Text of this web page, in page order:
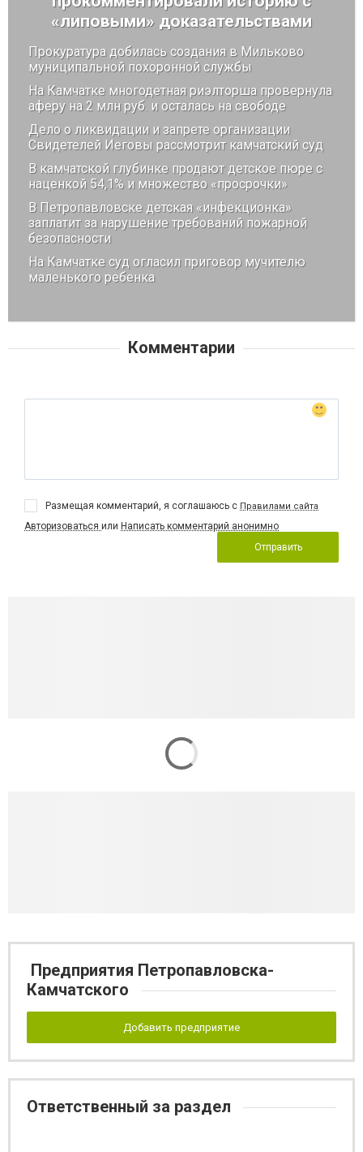
«липовыми» доказательствами
Прокуратура добилась создания в Мильково
муниципальной похоронной службы
На Камчатке многодетная риэлторша провернула
аферу на 2 млн руб. и осталась на свободе
Дело о ликвидации и запрете организации
Свидетелей Иеговы рассмотрит камчатский суд
В камчатской глубинке продают детское пюре с
наценкой 54,1% и множество «просрочки»
В Петропавловске детская «инфекционка»
заплатит за нарушение требований пожарной
безопасности
На Камчатке суд огласил приговор мучителю
маленького ребенка
Комментарии
Размещая комментарий, я соглашаюсь с Правилами сайта
Авторизоваться или Написать комментарий анонимно
Отправить
Предприятия Петропавловска-
Камчатского
Добавить предприятие
Ответственный за раздел